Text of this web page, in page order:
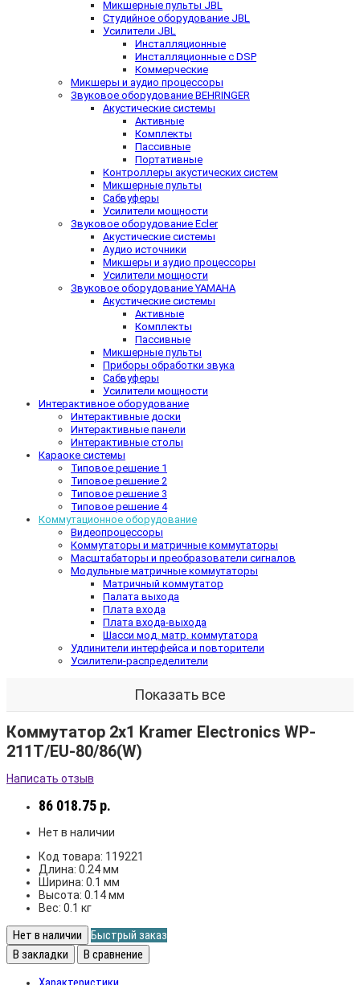
Микшерные пульты JBL
Студийное оборудование JBL
Усилители JBL
Инсталляционные
Инсталляционные с DSP
Коммерческие
Микшеры и аудио процессоры
Звуковое оборудование BEHRINGER
Акустические системы
Активные
Комплекты
Пассивные
Портативные
Контроллеры акустических систем
Микшерные пульты
Сабвуферы
Усилители мощности
Звуковое оборудование Ecler
Акустические системы
Аудио источники
Микшеры и аудио процессоры
Усилители мощности
Звуковое оборудование YAMAHA
Акустические системы
Активные
Комплекты
Пассивные
Микшерные пульты
Приборы обработки звука
Сабвуферы
Усилители мощности
Интерактивное оборудование
Интерактивные доски
Интерактивные панели
Интерактивные столы
Караоке системы
Типовое решение 1
Типовое решение 2
Типовое решение 3
Типовое решение 4
Коммутационное оборудование
Видеопроцессоры
Коммутаторы и матричные коммутаторы
Масштабаторы и преобразователи сигналов
Модульные матричные коммутаторы
Матричный коммутатор
Палата выхода
Плата входа
Плата входа-выхода
Шасси мод. матр. коммутатора
Удлинители интерфейса и повторители
Усилители-распределители
Показать все
Коммутатор 2х1 Kramer Electronics WP-
211T/EU-80/86(W)
Написать отзыв
86 018.75 р.
Нет в наличии
Код товара: 119221
Длина: 0.24 мм
Ширина: 0.1 мм
Высота: 0.14 мм
Вес: 0.1 кг
Нет в наличии
Быстрый заказ
В закладки
В сравнение